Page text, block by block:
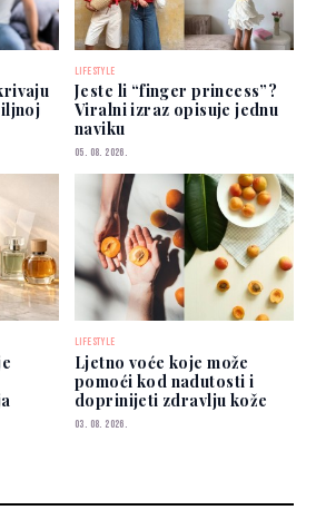
LIFESTYLE
Jeste li “finger princess”?
Viralni izraz opisuje jednu
naviku
05. 08. 2026.
LIFESTYLE
Ljetno voće koje može
pomoći kod nadutosti i
doprinijeti zdravlju kože
03. 08. 2026.